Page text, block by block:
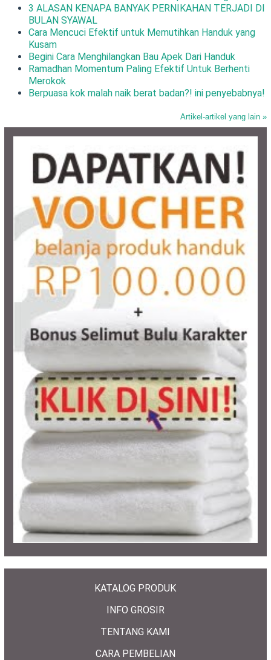
3 ALASAN KENAPA BANYAK PERNIKAHAN TERJADI DI
BULAN SYAWAL
Cara Mencuci Efektif untuk Memutihkan Handuk yang
Kusam
Begini Cara Menghilangkan Bau Apek Dari Handuk
Ramadhan Momentum Paling Efektif Untuk Berhenti
Merokok
Berpuasa kok malah naik berat badan?! ini penyebabnya!
Artikel-artikel yang lain »
KATALOG PRODUK
INFO GROSIR
TENTANG KAMI
CARA PEMBELIAN